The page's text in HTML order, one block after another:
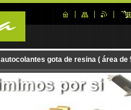
autocolantes gota de resina ( área de